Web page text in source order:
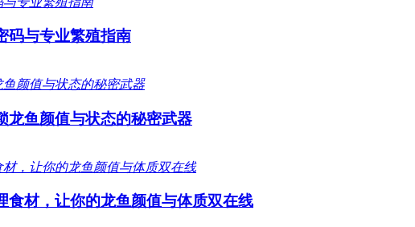
码与专业繁殖指南
龙鱼颜值与状态的秘密武器
食材，让你的龙鱼颜值与体质双在线